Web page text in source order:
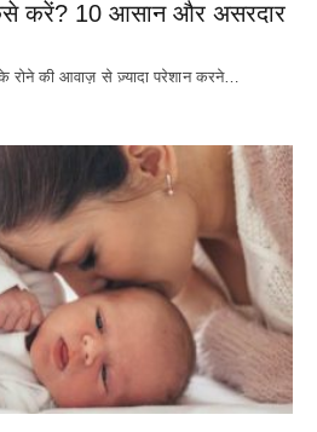
करें? 10 आसान और असरदार
रोने की आवाज़ से ज़्यादा परेशान करने…